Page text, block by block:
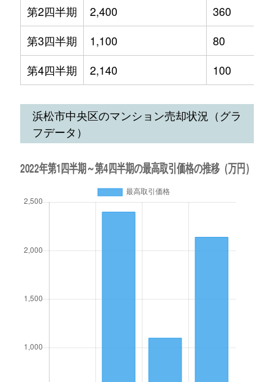
第2四半期 2,400
360
第3四半期
1,100
80
第4四半期
2,140 100
浜松市中央区のマンション売却状況（グラ
フデータ）